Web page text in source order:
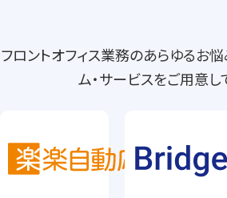
フロントオフィス業務のあらゆるお
ム・サービスをご用意し